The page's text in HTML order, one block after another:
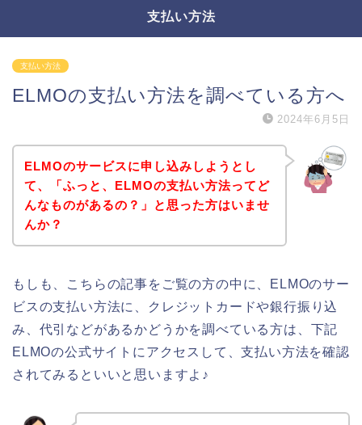
支払い方法
支払い方法
ELMOの支払い方法を調べている方へ
2024年6月5日
ELMOのサービスに申し込みしようとし
て、「ふっと、ELMOの支払い方法ってど
んなものがあるの？」と思った方はいませ
んか？
もしも、こちらの記事をご覧の方の中に、ELMOのサー
ビスの支払い方法に、クレジットカードや銀行振り込
み、代引などがあるかどうかを調べている方は、下記
ELMOの公式サイトにアクセスして、支払い方法を確認
されてみるといいと思いますよ♪